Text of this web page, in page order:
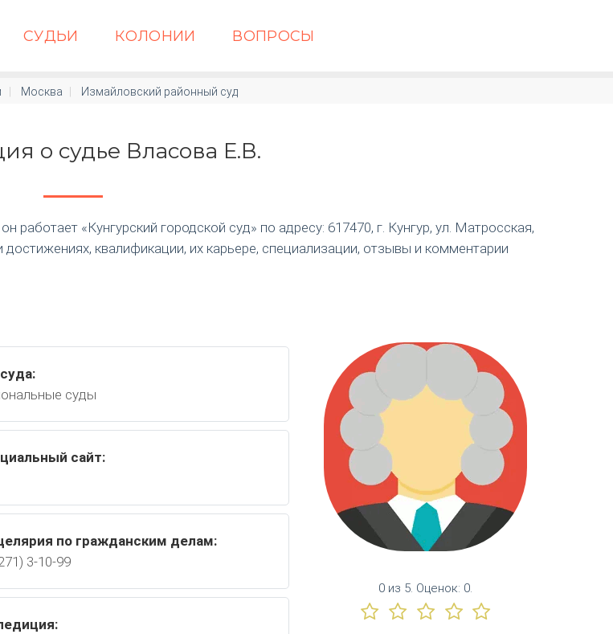
СУДЬИ КОЛОНИИ ВОПРОСЫ
Москва Измайловский районный суд
о судье Власова Е.В.
«Кунгурский городской суд» по адресу: 617470, г. Кунгур, ул. Матросская,
квалификации, их карьере, специализации, отзывы и комментарии
суды
сайт:
по гражданским делам:
3-10-99
0 из 5. Оценок: 0.